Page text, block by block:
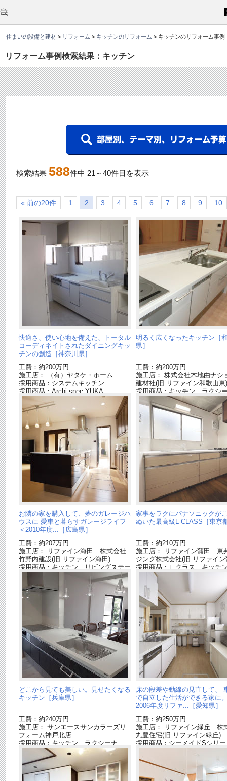
住まいの設備と建材 > リフォーム > キッチンのリフォーム > キッチンのリフォーム事例
リフォーム事例検索結果：キッチン
こ
か
ら
文
す
検索結果 588件中 21 ～40件目を表示
« 前の20件 1 2 3 4 5 6 7 8 9 10
快適さ、使い心地を備えた、トータル
コーディネイトされたダイニングキッ
チンの創造［神奈川県］
工費：約200万円
施工店： （有）ヤタケ・ホーム
採用商品：システムキッチン
採用商品：Archi-spec YUKA
明るく広くなったキッチン［
県］
工費：約200万円
施工店： 株式会社木地由ナシ
建材社(旧:リファイン和歌山東)
採用商品：キッチン ラクシ
採用商品：カップボード
採用商品：床材 ジョイハー
ー[終了品]
採用商品：LED照明 ダウン
お隣の家を購入して、夢のガレージハ
ウスに 愛車と暮らすガレージライフ
＜2010年度...［広島県］
工費：約207万円
施工店： リファイン海田 株式会社
竹野内建設(旧:リファイン海田)
採用商品：キッチン リビングステー
家事をラクにパナソニックが
ぬいた最高級L-CLASS［東京
工費：約210万円
施工店： リファイン蒲田 東
ジング株式会社(旧:リファイン
採用商品：Ｌクラス キッチ
どこから見ても美しい。見せたくなる
キッチン［兵庫県］
工費：約240万円
施工店： サンエースサンカラーズリ
フォーム神戸北店
採用商品：キッチン ラクシーナ
採用商品：Ｌクラス キッチン
採用商品：LED照明 ダウンライト
採用商品：USUI-TA［ウスイータ］
採用商品：配線ダクト
床の段差や動線の見直して、
で自立した生活ができる家に
2006年度リファ...［愛知県］
工費：約250万円
施工店： リファイン緑丘 株
丸豊住宅(旧:リファイン緑丘)
採用商品：シーメイドSシリ
品]